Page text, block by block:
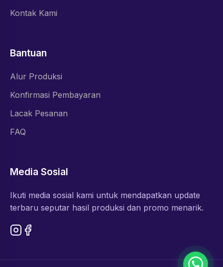
Kontak Kami
Bantuan
Alur Produksi
Konfirmasi Pembayaran
Lacak Pesanan
FAQ
Media Sosial
Ikuti media sosial kami untuk mendapatkan update
terbaru seputar hasil produksi dan promo menarik.